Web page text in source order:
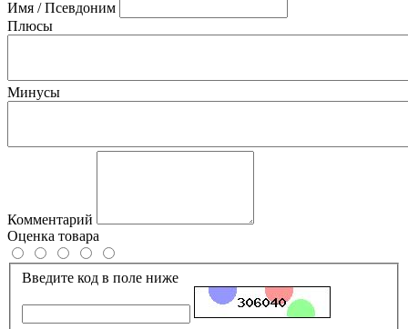
Имя / Псевдоним
Плюсы
Минусы
Комментарий
Оценка товара
Введите код в поле ниже